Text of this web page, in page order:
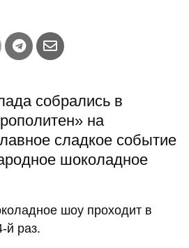
собрались в
на
сладкое событие
шоколадное
шоу проходит в
й раз.